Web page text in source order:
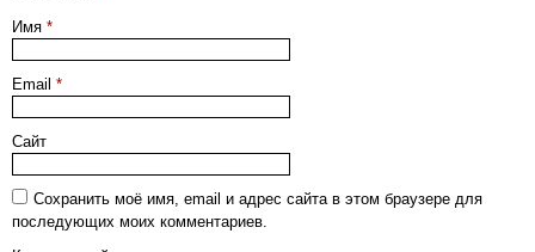
Имя *
Email *
Сайт
Сохранить моё имя, email и адрес сайта в этом браузере для
последующих моих комментариев.